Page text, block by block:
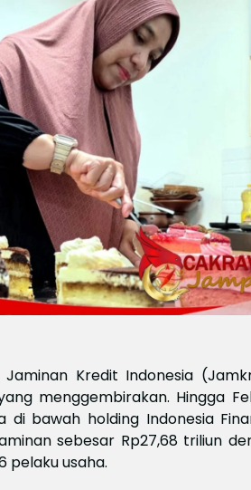
Jaminan Kredit Indonesia
menggembirakan. Hingga
bawah holding Indonesia
sebesar Rp27,68 triliun
pelaku usaha.